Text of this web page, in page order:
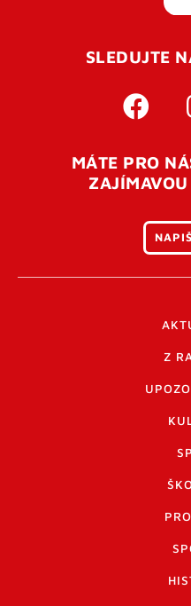
SLEDUJTE
MÁTE PRO
Z